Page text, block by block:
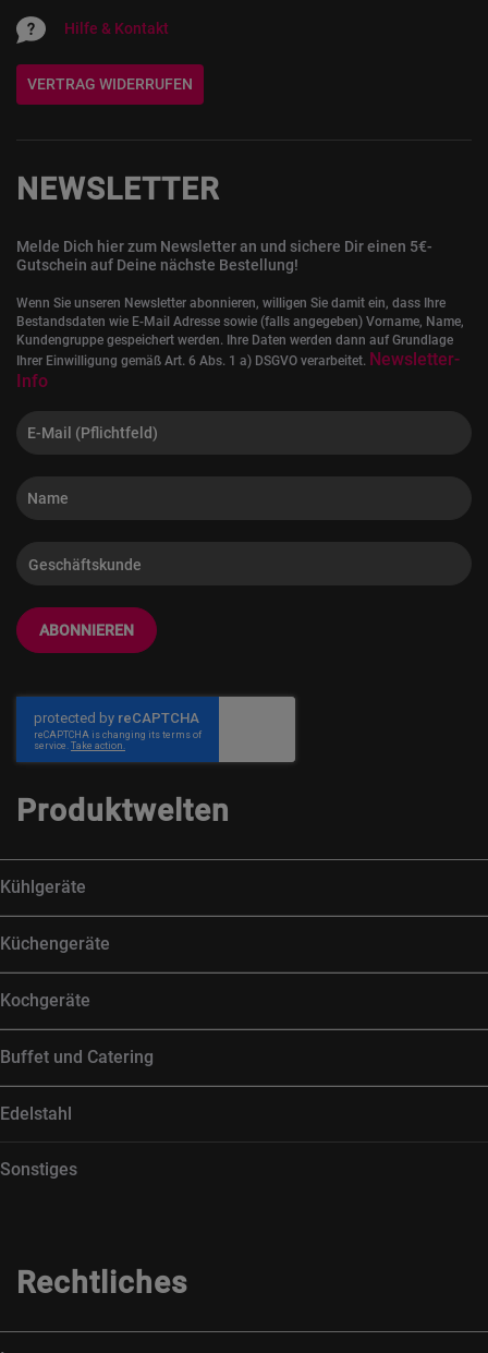
Hilfe & Kontakt
VERTRAG WIDERRUFEN
NEWSLETTER
Melde Dich hier zum Newsletter an und sichere Dir einen 5€-
Gutschein auf Deine nächste Bestellung!
Wenn Sie unseren Newsletter abonnieren, willigen Sie damit ein, dass Ihre
Bestandsdaten wie E-Mail Adresse sowie (falls angegeben) Vorname, Name,
Kundengruppe gespeichert werden. Ihre Daten werden dann auf Grundlage
Ihrer Einwilligung gemäß Art. 6 Abs. 1 a) DSGVO verarbeitet. Newsletter-
Info
ABONNIEREN
Produktwelten
Kühlgeräte
Küchengeräte
Kochgeräte
Buffet und Catering
Edelstahl
Sonstiges
Rechtliches